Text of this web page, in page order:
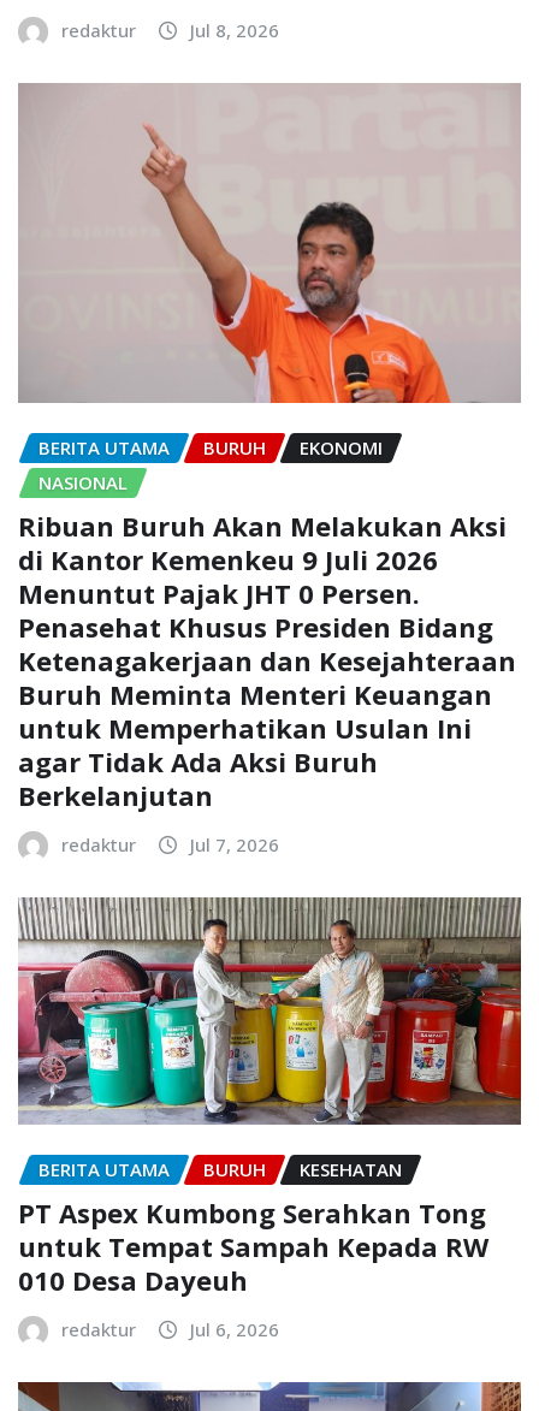
redaktur Jul 8, 2026
BERITA UTAMA BURUH
EKONOMI
NASIONAL
Ribuan Buruh Akan Melakukan Aksi
di Kantor Kemenkeu 9 Juli 2026
Menuntut Pajak JHT 0 Persen.
Penasehat Khusus Presiden Bidang
Ketenagakerjaan dan Kesejahteraan
Buruh Meminta Menteri Keuangan
untuk Memperhatikan Usulan Ini
agar Tidak Ada Aksi Buruh
Berkelanjutan
redaktur Jul 7, 2026
BERITA UTAMA BURUH KESEHATAN
PT Aspex Kumbong Serahkan Tong
untuk Tempat Sampah Kepada RW
010 Desa Dayeuh
redaktur Jul 6, 2026